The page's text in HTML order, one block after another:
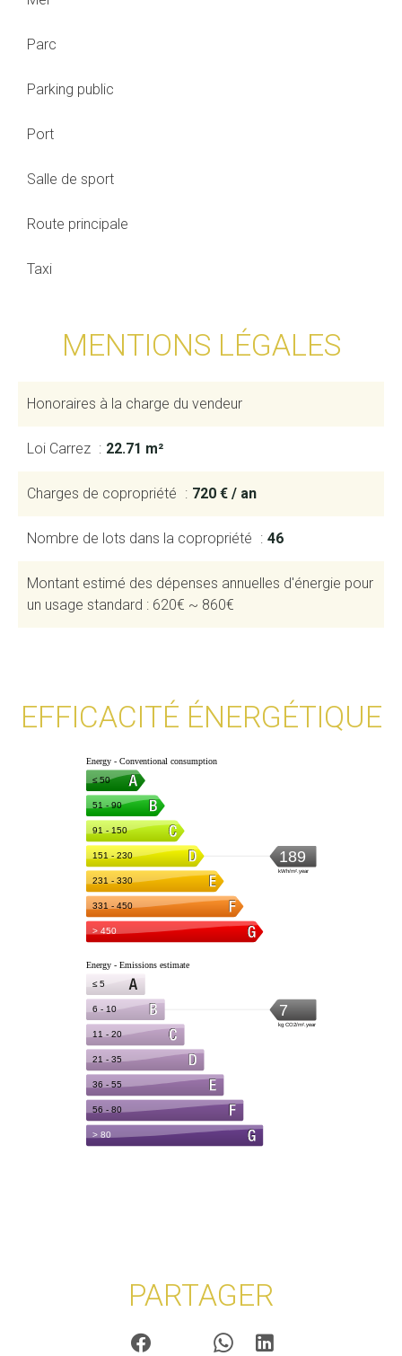
Parc
Parking public
Port
Salle de sport
Route principale
Taxi
MENTIONS LÉGALES
Honoraires à la charge du vendeur
Loi Carrez 22.71 m²
Charges de copropriété 720 € / an
Nombre de lots dans la copropriété 46
Montant estimé des dépenses annuelles d'énergie pour
un usage standard : 620€ ~ 860€
EFFICACITÉ ÉNERGÉTIQUE
PARTAGER